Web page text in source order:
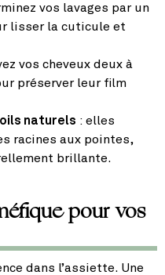
vos lavages par un
lisser la cuticule et
vos cheveux deux à
préserver leur film
naturels : elles
racines aux pointes,
brillante.
pour vos
dans l’assiette. Une